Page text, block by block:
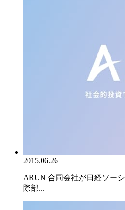
2015.06.26
ARUN 合同会社が日経ソー
際部...